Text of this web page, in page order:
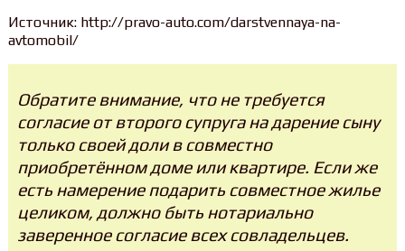
Источник: http://pravo-auto.com/darstvennaya-na-
avtomobil/
Обратите внимание, что не требуется
согласие от второго супруга на дарение сыну
только своей доли в совместно
приобретённом доме или квартире. Если же
есть намерение подарить совместное жилье
целиком, должно быть нотариально
заверенное согласие всех совладельцев.